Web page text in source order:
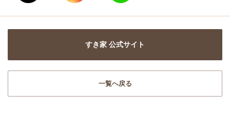
すき家 公式サイト
一覧へ戻る